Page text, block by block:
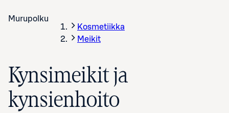
Murupolku
Kosmetiikka
Meikit
Kynsimeikit ja
kynsienhoito